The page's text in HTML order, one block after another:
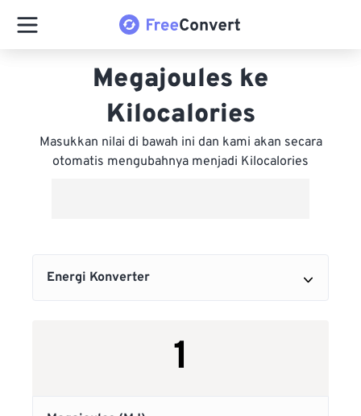
Megajoules ke
Kilocalories
Masukkan nilai di bawah ini dan kami akan secara
otomatis mengubahnya menjadi Kilocalories